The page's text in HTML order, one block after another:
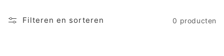
Filteren en sorteren 0 producten